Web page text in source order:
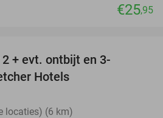
€25,95
+ evt. ontbijt en 3-
Hotels
locaties) (6 km)